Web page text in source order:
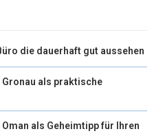
die dauerhaft gut aussehen
als praktische
als Geheimtipp für Ihren